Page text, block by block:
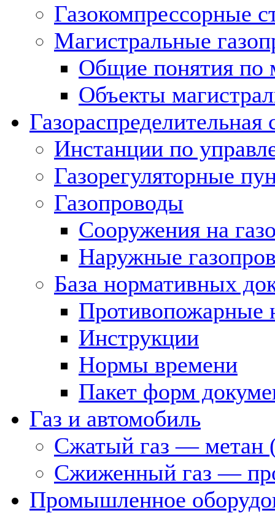
Газокомпрессорные
Магистральные
Общие понятия по
Объекты
Газораспределительная
Инстанции по
Газорегуляторные
Газопроводы
Сооружения на
Наружные
База нормативных
Противопожарные
Инструкции
Нормы времени
Пакет форм
Газ и автомобиль
Сжатый газ — метан
Сжиженный газ —
Промышленное